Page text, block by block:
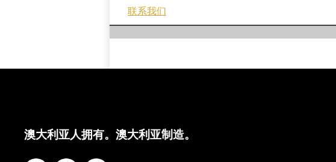
联系我们
澳大利亚人拥有。澳大利亚制造。